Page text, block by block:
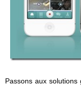
Passons aux